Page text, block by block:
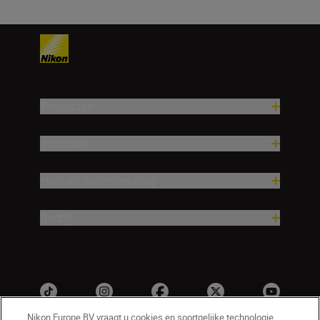
Nikon Europe BV vraagt u cookies en soortgelijke technologie